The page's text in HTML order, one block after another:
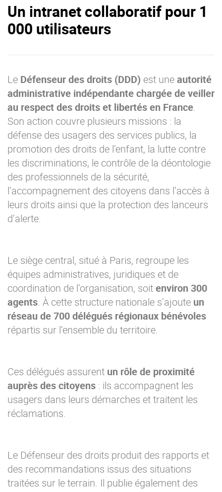
Un intranet collaboratif pour 1
000 utilisateurs
Le Défenseur des droits (DDD) est uneautorité
administrative indépendante chargée de veiller
au respect des droits et libertés en France.
Son action couvre plusieurs missions : la
défense des usagers des services publics, la
promotion des droits de l’enfant, la lutte contre
les discriminations, le contrôle de la déontologie
des professionnels de la sécurité,
l’accompagnement des citoyens dans l’accès à
leurs droits ainsi que la protection des lanceurs
d’alerte.
Le siège central, situé à Paris, regroupe les
équipes administratives, juridiques et de
coordination de l’organisation, soitenviron 300
agents. À cette structure nationale s’ajoute un
réseau de 700 délégués régionaux bénévoles
répartis sur l’ensemble du territoire.
Ces délégués assurent un rôle de proximité
auprès des citoyens : ils accompagnent les
usagers dans leurs démarches et traitent les
réclamations.
Le Défenseur des droits produit des rapports et
des recommandations issus des situations
traitées sur le terrain. Il publie également des